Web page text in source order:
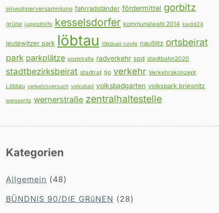
einwohnerversammlung fahrradständer fördermittel gorbitz
grüne jugendhilfe kesselsdorfer kommunalwahl 2014 kwdd24
leutewitzer park löbtau löbtauer runde naußlitz ortsbeirat
park parkplätze poststraße radverkehr spd stadtbahn2020
stadtbezirksbeirat stadtrat tjg verkehr Verkehrskonzept
Löbtau verkehrsversuch volksbad volksbadgarten volkspark briesnitz
weisseritz wernerstraße zentralhaltestelle
Kategorien
Allgemein (48)
BÜNDNIS 90/DIE GRüNEN (28)